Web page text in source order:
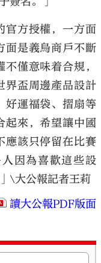
官方授權，一方面
面是義烏商戶不斷
僅意味着合規，
界盃周邊產品設計
好運福袋、摺扇等
起來，希望讓中國
應該只停留在比賽
因為喜歡這些設
\大公報記者王莉
讀大公報PDF版面